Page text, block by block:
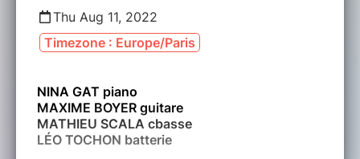
Thu Aug 11, 2022
Timezone : Europe/Paris
NINA GAT piano
MAXIME BOYER guitare
MATHIEU SCALA cbasse
LÉO TOCHON batterie